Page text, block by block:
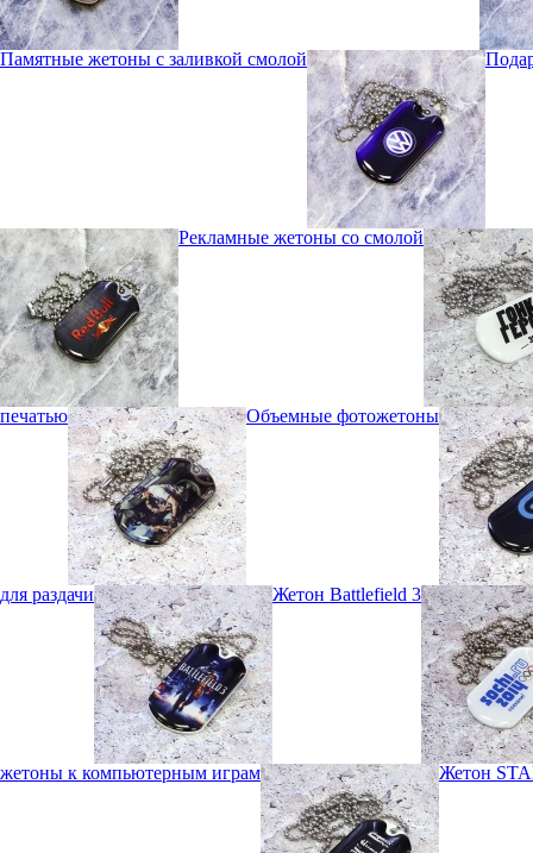
Памятные жетоны с заливкой смолой
Рекламные жетоны со смолой
печатью Объемные фотожетоны
для раздачи Жетон Battlefield 3
жетоны к компьютерным играм Жетон